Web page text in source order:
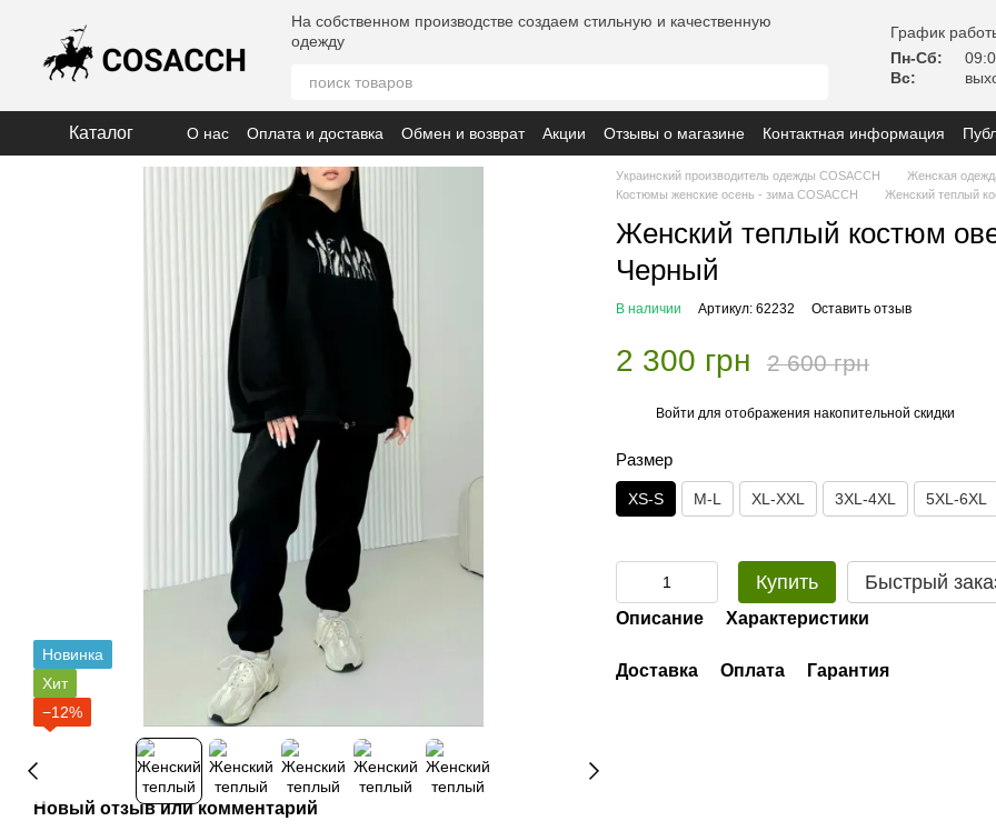
На собственном производстве создаем стильную и качественную
одежду
График
Пн-Сб:
Вс:
Каталог О нас Оплата и доставка Обмен и возврат Акции Отзывы о магазине Контактная информация
Политика конфиденциальности
Помощь с заказом
Новинка
Хит
−12%
Новый отзыв или комментарий
Украинский производитель одежды COSACCH
Женская
Костюмы женские осень - зима COSACCH
Женский теплый
Женский теплый костюм
Черный
В наличии Артикул: 62232 Оставить отзыв
2 300 грн 2 600 грн
Войти для отображения накопительной скидки
Размер
XS-S M-L XL-XXL 3XL-4XL 5XL-6XL
Купить Быстрый
Описание Характеристики
Доставка Оплата Гарантия